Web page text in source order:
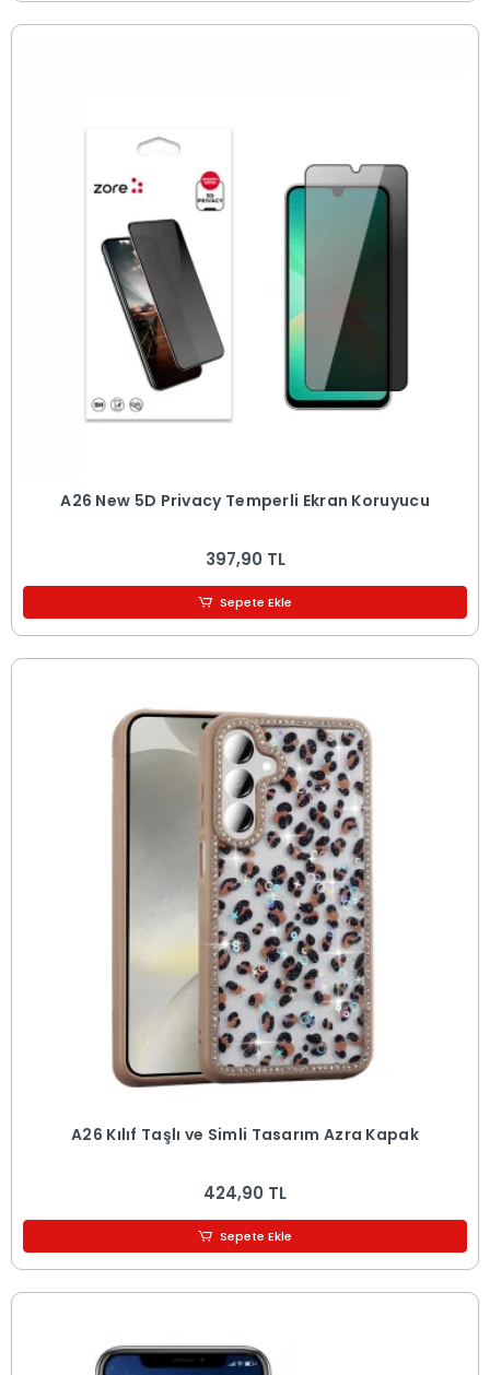
A26 New 5D Privacy Temperli Ekran Koruyucu
397,90 TL
Sepete Ekle
A26 Kılıf Taşlı ve Simli Tasarım Azra Kapak
424,90 TL
Sepete Ekle